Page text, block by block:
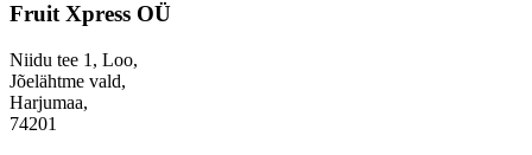
Fruit Xpress OÜ
Niidu tee 1, Loo,
Jõelähtme vald,
Harjumaa,
74201